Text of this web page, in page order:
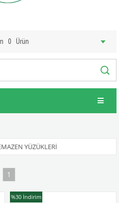
0 Ürün
YÜZÜKLERI
1
%30 İndirim